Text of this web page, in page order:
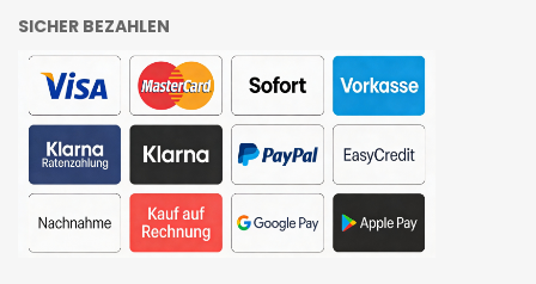
SICHER BEZAHLEN